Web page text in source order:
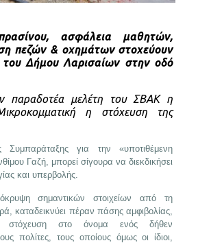
ασφάλεια μαθητών,
πεζών & οχημάτων στοχεύουν
του Δήμου Λαρισαίων στην οδό
παραδοτέα μελέτη του ΣΒΑΚ η
η στόχευση της
για την «υποτιθέμενη
Γαζή, μπορεί σίγουρα να διεκδικήσει
και υπερβολής.
σημαντικών στοιχείων από τη
καταδεικνύει πέραν πάσης αμφιβολίας,
στόχευση στο όνομα ενός δήθεν
πολίτες, τους οποίους όμως οι ίδιοι,